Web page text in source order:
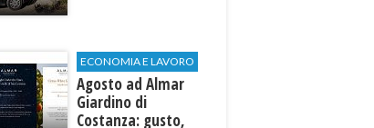
ECONOMIA E LAVORO
Agosto ad Almar
Giardino di
Costanza: gusto,